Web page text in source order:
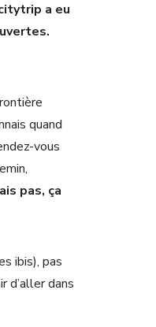
a eu
quand
vous
pas, ça
ibis), pas
d’aller dans